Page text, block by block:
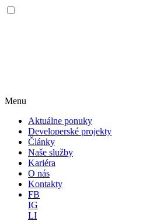
Menu
Aktuálne ponuky
Developerské projekty
Články
Naše služby
Kariéra
O nás
Kontakty
FB
IG
LI